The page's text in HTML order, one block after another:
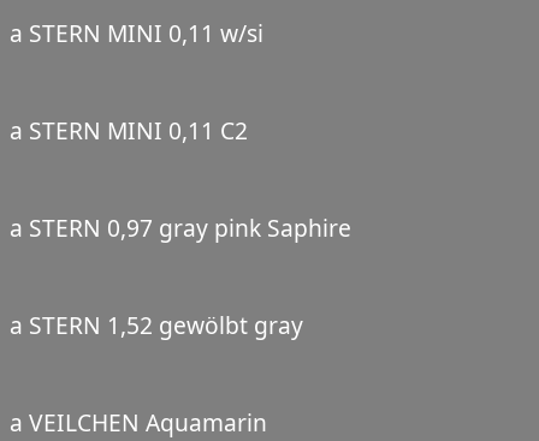
a STERN MINI 0,11 w/si
a STERN MINI 0,11 C2
a STERN 0,97 gray pink Saphire
a STERN 1,52 gewölbt gray
a VEILCHEN Aquamarin